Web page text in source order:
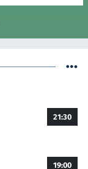
21:30
19:00